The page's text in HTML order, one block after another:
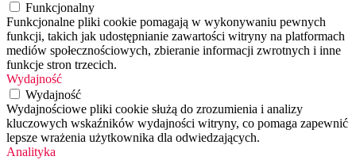
Funkcjonalny
Funkcjonalne pliki cookie pomagają w wykonywaniu pewnych
funkcji, takich jak udostępnianie zawartości witryny na platformach
mediów społecznościowych, zbieranie informacji zwrotnych i inne
funkcje stron trzecich.
Wydajność
Wydajność
Wydajnościowe pliki cookie służą do zrozumienia i analizy
kluczowych wskaźników wydajności witryny, co pomaga zapewnić
lepsze wrażenia użytkownika dla odwiedzających.
Analityka